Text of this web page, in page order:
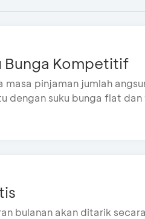
Bunga Kompetitif
masa pinjaman jumlah
dengan suku bunga flat dan
bulanan akan ditarik